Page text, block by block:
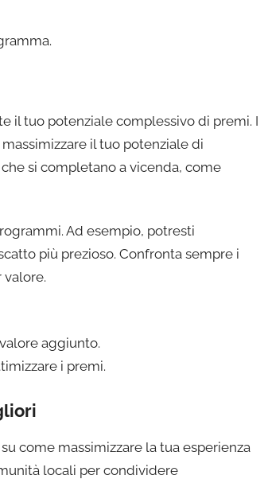
il tuo potenziale complessivo di premi. I
il tuo potenziale di
si completano a vicenda, come
Ad esempio, potresti
più prezioso. Confronta sempre i
aggiunto.
i premi.
come massimizzare la tua esperienza
locali per condividere